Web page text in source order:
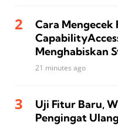
Cara Mengecek
Menghabiskan
21 minutes ago
Uji Fitur Baru,
Pengingat